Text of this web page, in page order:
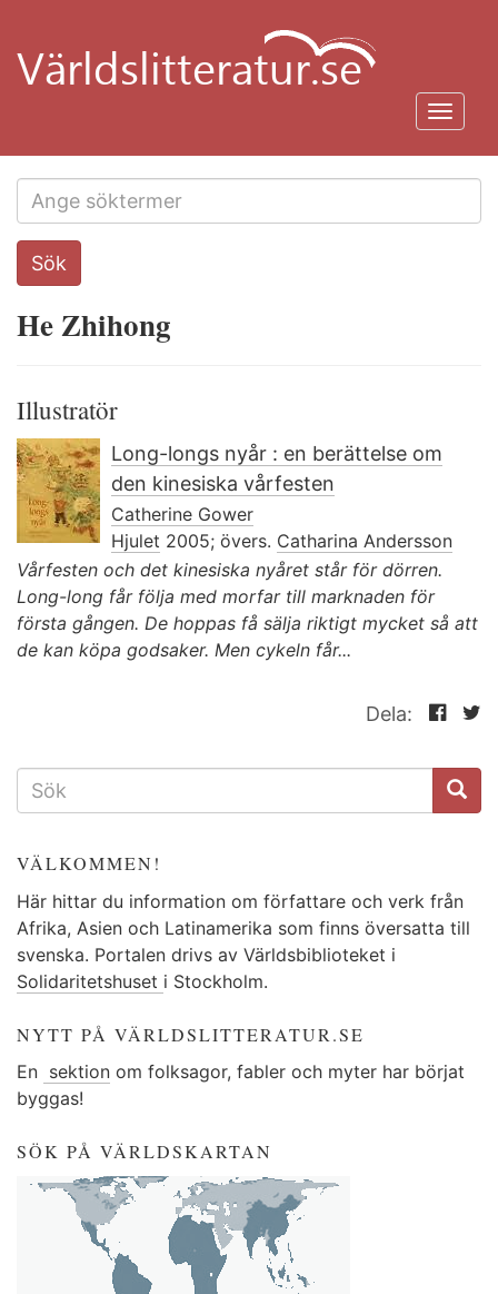
huvudinnehåll
Search
this
Sök
He Zhihong
Illustratör
Long-longs nyår : en berättelse om
den kinesiska vårfesten
Catherine Gower
Hjulet 2005; övers. Catharina Andersson
Vårfesten och det kinesiska nyåret står för dörren.
Long-long får följa med morfar till marknaden för
första gången. De hoppas få sälja riktigt mycket så att
de kan köpa godsaker. Men cykeln får...
Dela:
SÖKFORMULÄR
VÄLKOMMEN!
Här hittar du information om författare och verk från
Afrika, Asien och Latinamerika som finns översatta till
svenska. Portalen drivs av Världsbiblioteket i
Solidaritetshuset i Stockholm.
NYTT PÅ VÄRLDSLITTERATUR.SE
En sektion om folksagor, fabler och myter har börjat
byggas!
SÖK PÅ VÄRLDSKARTAN